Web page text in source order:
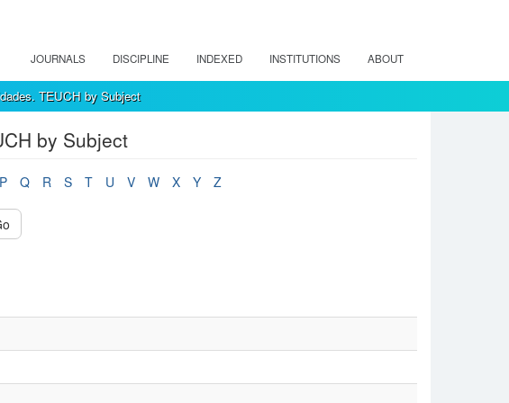
JOURNALS DISCIPLINE INDEXED INSTITUTIONS ABOUT
TEUCH by Subject
by Subject
P Q R S T U V W X Y Z